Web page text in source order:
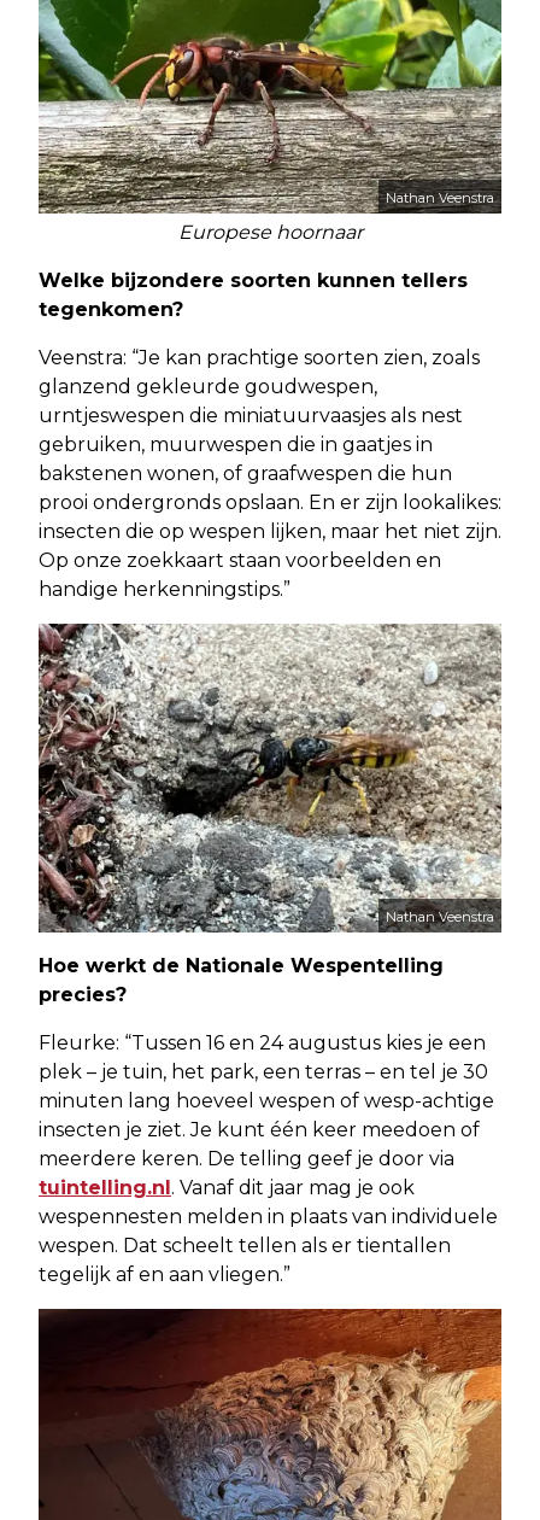
Nathan Veenstra
Europese hoornaar
Welke bijzondere soorten kunnen tellers
tegenkomen?
Veenstra: “Je kan prachtige soorten zien, zoals
glanzend gekleurde goudwespen,
urntjeswespen die miniatuurvaasjes als nest
gebruiken, muurwespen die in gaatjes in
bakstenen wonen, of graafwespen die hun
prooi ondergronds opslaan. En er zijn lookalikes:
insecten die op wespen lijken, maar het niet zijn.
Op onze zoekkaart staan voorbeelden en
handige herkenningstips.”
Nathan Veenstra
Hoe werkt de Nationale Wespentelling
precies?
Fleurke: “Tussen 16 en 24 augustus kies je een
plek – je tuin, het park, een terras – en tel je 30
minuten lang hoeveel wespen of wesp-achtige
insecten je ziet. Je kunt één keer meedoen of
meerdere keren. De telling geef je door via
tuintelling.nl . Vanaf dit jaar mag je ook
wespennesten melden in plaats van individuele
wespen. Dat scheelt tellen als er tientallen
tegelijk af en aan vliegen.”